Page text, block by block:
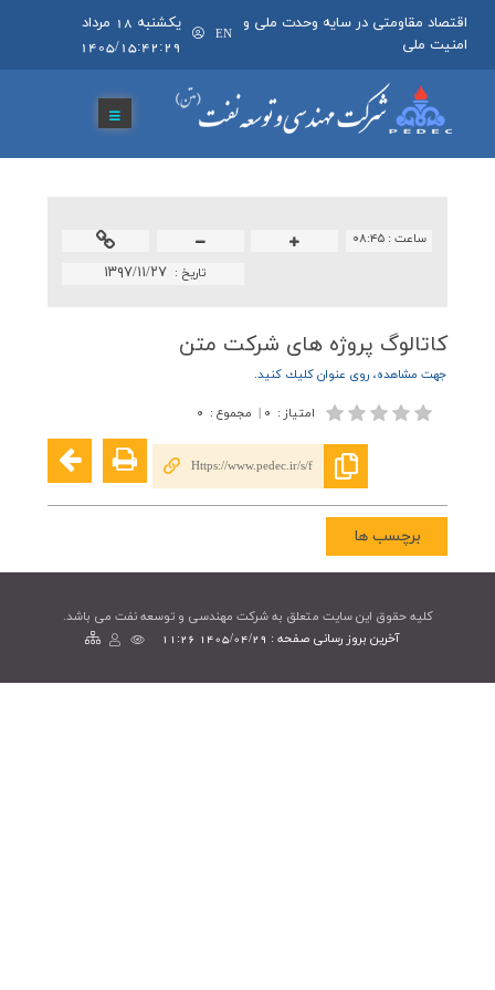
اقتصاد مقاومتی در سایه وحدت ملی و
امنیت ملی
EN
يکشنبه 18 مرداد
1405/15:42:29
ساعت :۰۸:۴۵
تاريخ : ۱۳۹۷/۱۱/۲۷
كاتالوگ پروژه هاي شركت متن
جهت مشاهده، روي عنوان كليك كنيد.
امتیاز : ۰ | مجموع : ۰
Https://www.pedec.ir/s/f
برچسب ها
کليه حقوق اين سايت متعلق به شرکت مهندسی و توسعه نفت می باشد.
آخرین بروز رسانی صفحه : 1405/04/29 11:26